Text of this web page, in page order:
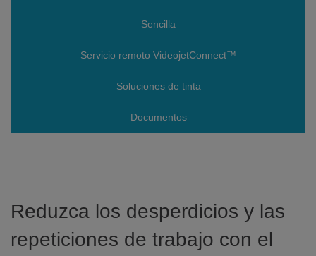
Sencilla
Servicio remoto VideojetConnect™
Soluciones de tinta
Documentos
Reduzca los desperdicios y las
repeticiones de trabajo con el